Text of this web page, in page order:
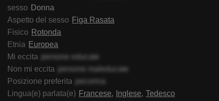
sesso Donna
Aspetto del sesso Figa Rasata
Fisico Rotonda
Etnia Europea
Mi eccita
persone educate
Non mi eccita
persone maleducate
Posizione preferita
pecorina
Lingua(e) parlata(e) Francese Inglese Tedesco